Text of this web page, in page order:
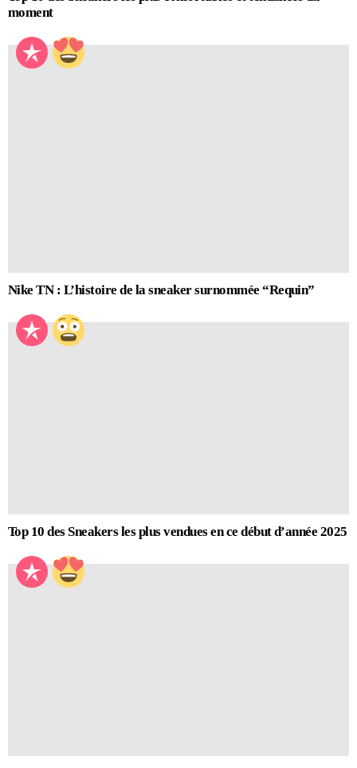
moment
Nike TN : L’histoire de la sneaker surnommée “Requin”
Top 10 des Sneakers les plus vendues en ce début d’année 2025